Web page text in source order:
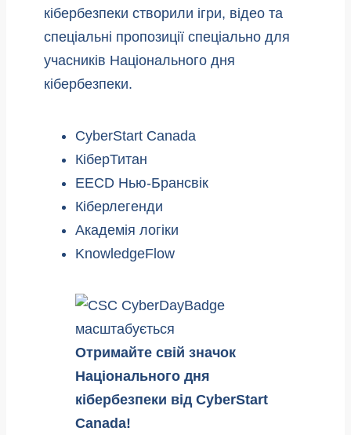
кібербезпеки створили ігри, відео та
спеціальні пропозиції спеціально для
учасників Національного дня
кібербезпеки.
CyberStart Canada
КіберТитан
EECD Нью-Брансвік
Кіберлегенди
Академія логіки
KnowledgeFlow
Отримайте свій значок
Національного дня
кібербезпеки від CyberStart
Canada!